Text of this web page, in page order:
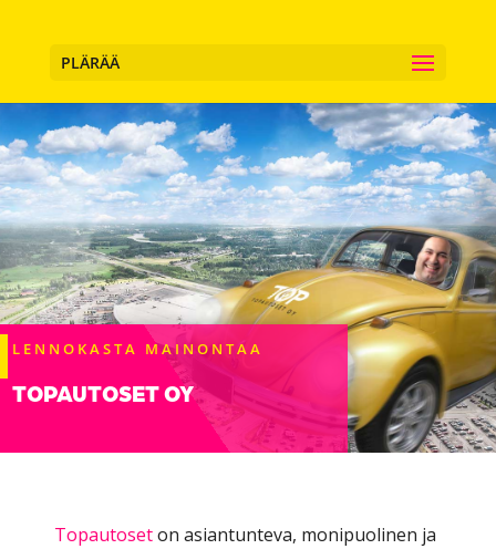
PLÄRÄÄ
LENNOKASTA MAINONTAA
TOPAUTOSET OY
Topautoseton asiantunteva, monipuolinen ja